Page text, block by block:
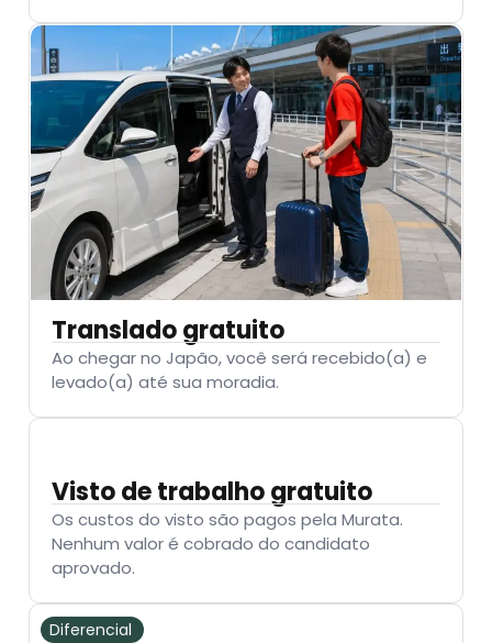
Translado gratuito
Ao chegar no Japão, você será recebido(a) e
levado(a) até sua moradia.
Visto de trabalho gratuito
Os custos do visto são pagos pela Murata.
Nenhum valor é cobrado do candidato
aprovado.
Diferencial